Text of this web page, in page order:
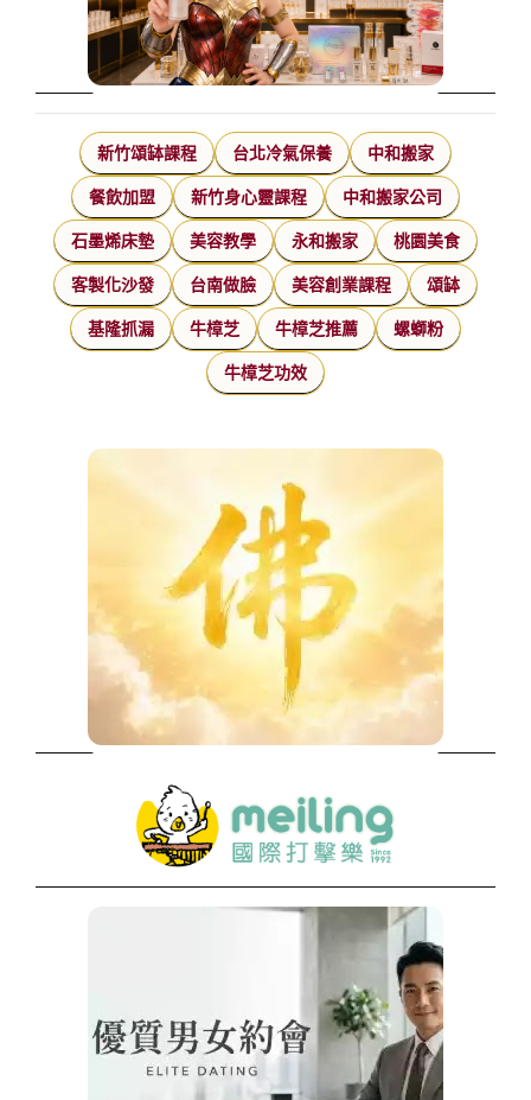
新竹頌缽課程 台北冷氣保養 中和搬家
餐飲加盟 新竹身心靈課程 中和搬家公司
石墨烯床墊 美容教學 永和搬家 桃園美食
客製化沙發 台南做臉 美容創業課程 頌缽
基隆抓漏 牛樟芝 牛樟芝推薦 螺螄粉
牛樟芝功效